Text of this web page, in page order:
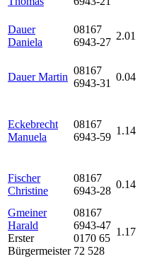
Dauer
Daniela
08167
6943-27
2.01
Dauer Martin
08167
6943-31
0.04
Eckebrecht
Manuela
08167
6943-59
1.14
Fischer
Christine
08167
6943-28
0.14
Gmeiner
Harald
Erster
Bürgermeister
08167
6943-47
0170 65
72 528
1.17